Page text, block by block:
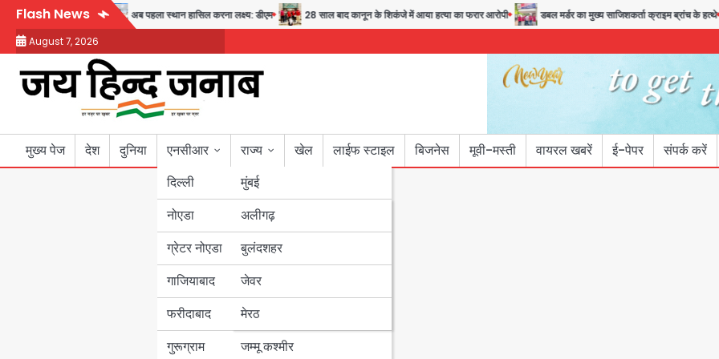
Skip
content
Flash News
और सुरक्षा का संदेश अब पहला स्थान हासिल करना लक्ष्य: डीएम 28 साल बाद कानून के शिकंजे में आया हत्या का फरार आरोपी डबल मर्डर का मुख्य साजिशकर्ता क्राइम ब्रांच के हत्थे
August 7, 2026
मुख्य पेज देश दुनिया
एनसीआर
दिल्ली
नोएडा
ग्रेटर नोएडा
गाजियाबाद
फरीदाबाद
गुरूग्राम
राज्य
मुंबई
उत्तर प्रदेश
अलीगढ़
बुलंदशहर
जेवर
मेरठ
बिहार
पंजाब
हरियाणा
जम्मू कश्मीर
खेल लाईफ स्टाइल बिजनेस मूवी-मस्ती वायरल खबरें ई-पेपर संपर्क करें